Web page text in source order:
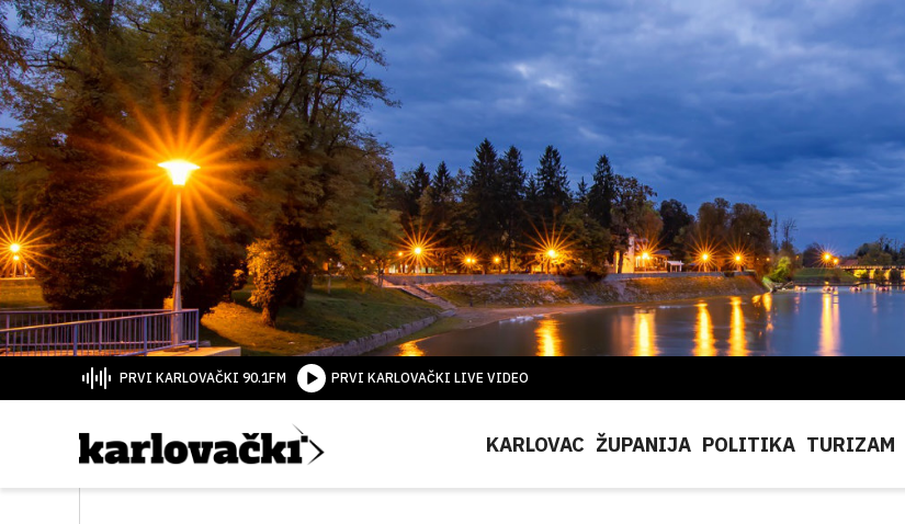
PRVI KARLOVAČKI 90.1FM PRVI KARLOVAČKI LIVE VIDEO
KARLOVAC ŽUPANIJA POLITIKA TURIZAM